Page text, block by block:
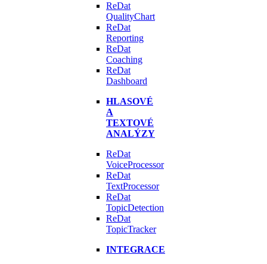
ReDat
QualityChart
ReDat
Reporting
ReDat
Coaching
ReDat
Dashboard
HLASOVÉ
A
TEXTOVÉ
ANALÝZY
ReDat
VoiceProcessor
ReDat
TextProcessor
ReDat
TopicDetection
ReDat
TopicTracker
INTEGRACE